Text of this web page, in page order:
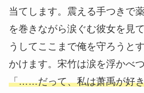
当てします。震える手つきで
を巻きながら涙ぐむ彼女を見
うしてここまで俺を守ろうと
かけます。宋竹は涙を浮かべ
「……だって、私は萧禹が好